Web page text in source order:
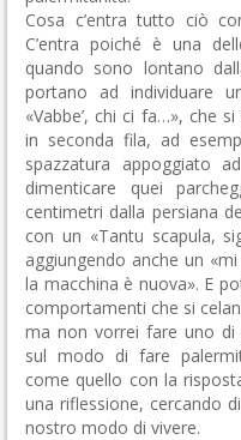
Cosa c’entra tutto ciò
C’entra poiché è una
quando sono lontano
portano ad individuare
«Vabbe’, chi ci fa…», che
in seconda fila, ad
spazzatura appoggiato
dimenticare quei
centimetri dalla persiana
con un «Tantu scapula,
aggiungendo anche un
la macchina è nuova». E
comportamenti che si
ma non vorrei fare uno di
sul modo di fare
come quello con la
una riflessione, cercando
nostro modo di vivere.